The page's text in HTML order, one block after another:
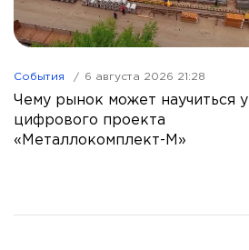
События 6 августа 2026 21:28
Чему рынок может научиться у
цифрового проекта
«Металлокомплект-М»